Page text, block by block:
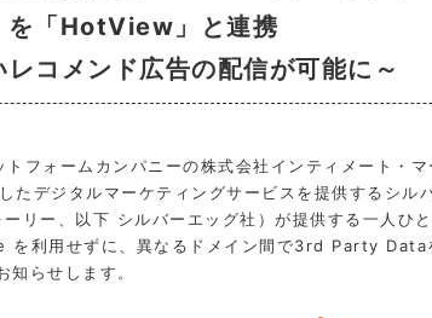
を「HotView」と連携
コメンド広告の配信が可能に～
フォームカンパニーの株式会社インティメート・
デジタルマーケティングサービスを提供するシル
リー、以下 シルバーエッグ社）が提供する一人ひ
利用せずに、異なるドメイン間で3rd Party
らせします。